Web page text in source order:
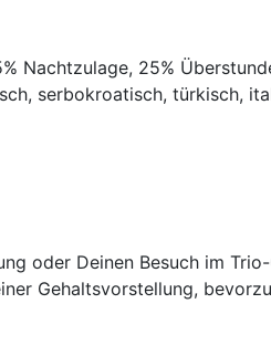
Nachtzulage, 25%
serbokroatisch, türkisch,
oder Deinen Besuch im
Gehaltsvorstellung,